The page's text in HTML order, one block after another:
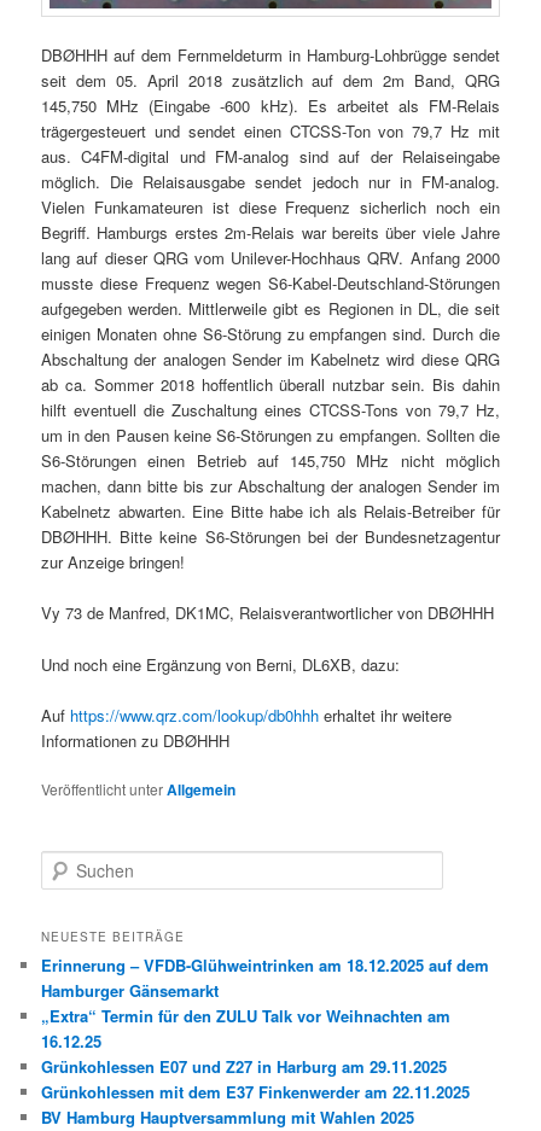
DBØHHH auf dem Fernmeldeturm in Hamburg-Lohbrügge sendet
seit dem 05. April 2018 zusätzlich auf dem 2m Band, QRG
145,750 MHz (Eingabe -600 kHz). Es arbeitet als FM-Relais
trägergesteuert und sendet einen CTCSS-Ton von 79,7 Hz mit
aus. C4FM-digital und FM-analog sind auf der Relaiseingabe
möglich. Die Relaisausgabe sendet jedoch nur in FM-analog.
Vielen Funkamateuren ist diese Frequenz sicherlich noch ein
Begriff. Hamburgs erstes 2m-Relais war bereits über viele Jahre
lang auf dieser QRG vom Unilever-Hochhaus QRV. Anfang 2000
musste diese Frequenz wegen S6-Kabel-Deutschland-Störungen
aufgegeben werden. Mittlerweile gibt es Regionen in DL, die seit
einigen Monaten ohne S6-Störung zu empfangen sind. Durch die
Abschaltung der analogen Sender im Kabelnetz wird diese QRG
ab ca. Sommer 2018 hoffentlich überall nutzbar sein. Bis dahin
hilft eventuell die Zuschaltung eines CTCSS-Tons von 79,7 Hz,
um in den Pausen keine S6-Störungen zu empfangen. Sollten die
S6-Störungen einen Betrieb auf 145,750 MHz nicht möglich
machen, dann bitte bis zur Abschaltung der analogen Sender im
Kabelnetz abwarten. Eine Bitte habe ich als Relais-Betreiber für
DBØHHH. Bitte keine S6-Störungen bei der Bundesnetzagentur
zur Anzeige bringen!
Vy 73 de Manfred, DK1MC, Relaisverantwortlicher von DBØHHH
Und noch eine Ergänzung von Berni, DL6XB, dazu:
Auf https://www.qrz.com/lookup/db0hhh erhaltet ihr weitere
Informationen zu DBØHHH
Veröffentlicht unterAllgemein
u
h
n
NEUESTE BEITRÄGE
Erinnerung – VFDB-Glühweintrinken am 18.12.2025 auf dem
Hamburger Gänsemarkt
„Extra“ Termin für den ZULU Talk vor Weihnachten am
16.12.25
Grünkohlessen E07 und Z27 in Harburg am 29.11.2025
Grünkohlessen mit dem E37 Finkenwerder am 22.11.2025
BV Hamburg Hauptversammlung mit Wahlen 2025